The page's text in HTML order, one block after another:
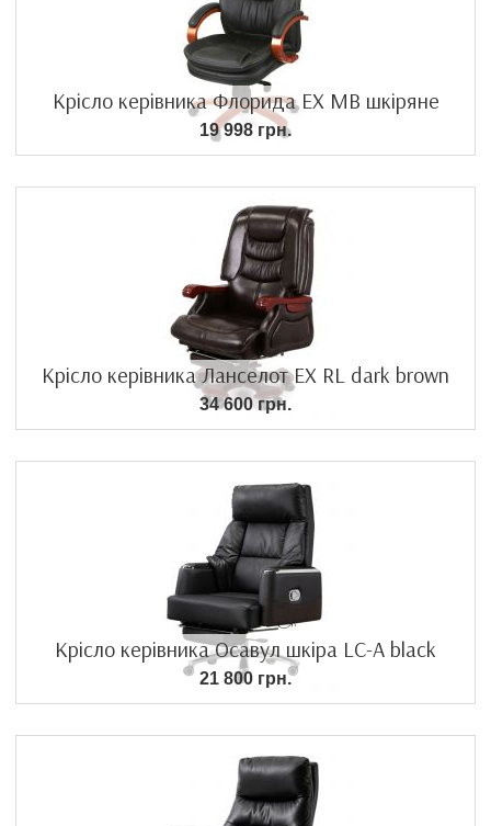
Крісло керівника Флорида EX MB шкіряне
19 998 грн.
Крісло керівника Ланселот EX RL dark brown
34 600 грн.
Крісло керівника Осавул шкіра LC-A black
21 800 грн.